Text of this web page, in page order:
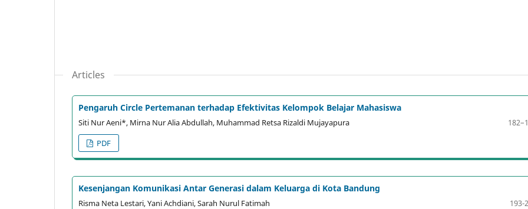
Articles
Pengaruh Circle Pertemanan terhadap Efektivitas Kelompok Belajar Mahasiswa
Siti Nur Aeni*, Mirna Nur Alia Abdullah, Muhammad Retsa Rizaldi Mujayapura
PDF
Kesenjangan Komunikasi Antar Generasi dalam Keluarga di Kota Bandung
Risma Neta Lestari, Yani Achdiani, Sarah Nurul Fatimah
193-